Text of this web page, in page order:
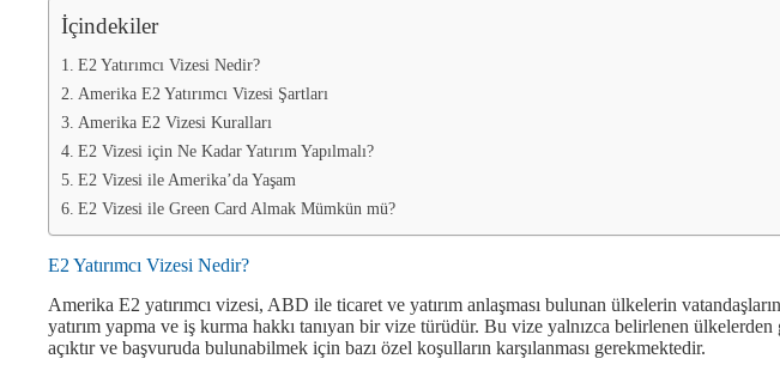
İçindekiler
E2 Yatırımcı Vizesi Nedir?
Amerika E2 Yatırımcı Vizesi Şartları
Amerika E2 Vizesi Kuralları
E2 Vizesi için Ne Kadar Yatırım Yapılmalı?
E2 Vizesi ile Amerika’da Yaşam
E2 Vizesi ile Green Card Almak Mümkün mü?
E2 Yatırımcı Vizesi Nedir?
Amerika E2 yatırımcı vizesi, ABD ile ticaret ve yatırım anlaşması bulunan ülkelerin
yatırım yapma ve iş kurma hakkı tanıyan bir vize türüdür. Bu vize yalnızca belirlenen
açıktır ve başvuruda bulunabilmek için bazı özel koşulların karşılanması gerekmektedir.